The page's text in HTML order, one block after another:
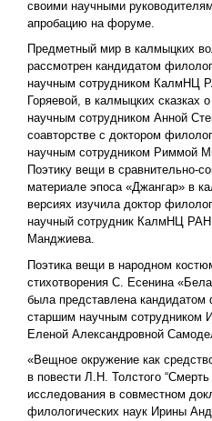
своими научными
апробацию на форуме.
Предметный мир в калмыцких
рассмотрен кандидатом
научным сотрудником КалмНЦ
Горяевой, в калмыцких
научным сотрудником Анной
соавторстве с доктором
научным сотрудником Риммой
Поэтику вещи в сравнительно-
материале эпоса «Джангар» в
версиях изучила доктор
научный сотрудник КалмНЦ
Манджиева.
Поэтика вещи в народном
стихотворения С. Есенина
была представлена кандидатом
старшим научным
Еленой Александровной
«Вещное окружение как
в повести Л.Н. Толстого
исследования в совместном
филологических наук Ирины